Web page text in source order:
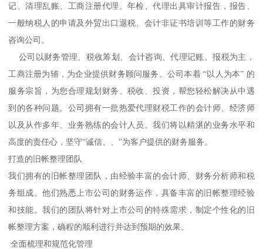
记、清理乱账、工商注册代理、年检、代理出具审计报告，报告、
一般纳税人的申请及外贸出口退税、会计非证书培训等工作的财务
咨询公司。
公司以财务管理、税收筹划、会计咨询、代理记账、报税为主，
工商注册为辅，为企业提供财务顾问服务。公司本着 “以人为本” 的
服务宗旨，为您合理规划财务、税收、投资，帮您轻松解决从中遇
到的各种问题。公司拥有一批热爱代理财税工作的会计师、经济师
以及从作多年、业务熟练的会计人员。我们将以精湛的业务水平和
高度的责任心，坚守“诚信、、”为客户提供的财务服务。
打造的旧帐整理团队
我们拥有的旧帐整理团队，由经验丰富的会计师、财务分析师和税
务组成。他们熟悉上市公司的财务运作，具备丰富的旧帐整理经验
和技能。我们的团队将针对上市公司的特殊需求，制定个性化的旧
帐整理方案，确程的顺利进行并达到预期的效果。
全面梳理和规范化管理